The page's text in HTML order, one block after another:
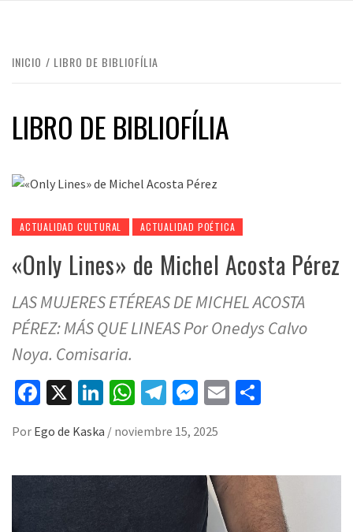
INICIO LIBRO DE BIBLIOFÍLIA
LIBRO DE BIBLIOFÍLIA
ACTUALIDAD CULTURAL ACTUALIDAD POÉTICA
«Only Lines» de Michel Acosta Pérez
LAS MUJERES ETÉREAS DE MICHEL ACOSTA
PÉREZ: MÁS QUE LINEAS Por Onedys Calvo
Noya. Comisaria.
Facebook
X LinkedIn
WhatsApp
Telegram
Messenger
Email
Por Ego de Kaska / noviembre 15, 2025